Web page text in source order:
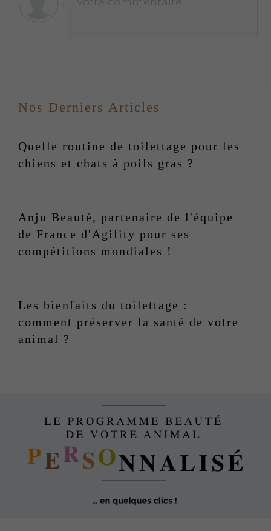
Nos Derniers Articles
Quelle routine de toilettage pour les
chiens et chats à poils gras ?
Anju Beauté, partenaire de l'équipe
de France d'Agility pour ses
compétitions mondiales !
Les bienfaits du toilettage :
comment préserver la santé de votre
animal ?